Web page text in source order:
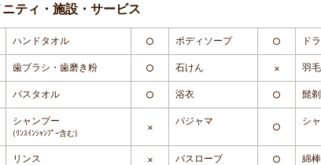
ティ・施設・サービス
ハンドタオル ○ ボディソープ ○ ド
歯ブラシ・歯磨き粉 ○ 石けん × 羽
バスタオル ○ 浴衣 ○ 髭
シャンプー
(ﾘﾝｽｲﾝｼｬﾝﾌﾟｰ含む) ×
パジャマ
○
シ
リンス × バスローブ ○ 綿棒